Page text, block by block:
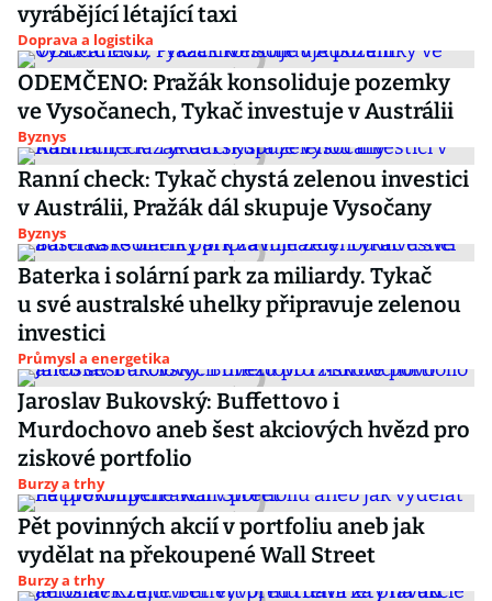
vyrábějící létající taxi
Doprava a logistika
ODEMČENO: Pražák konsoliduje pozemky
ve Vysočanech, Tykač investuje v Austrálii
Byznys
Ranní check: Tykač chystá zelenou investici
v Austrálii, Pražák dál skupuje Vysočany
Byznys
Baterka i solární park za miliardy. Tykač
u své australské uhelky připravuje zelenou
investici
Průmysl a energetika
Jaroslav Bukovský: Buffettovo i
Murdochovo aneb šest akciových hvězd pro
ziskové portfolio
Burzy a trhy
Pět povinných akcií v portfoliu aneb jak
vydělat na překoupené Wall Street
Burzy a trhy